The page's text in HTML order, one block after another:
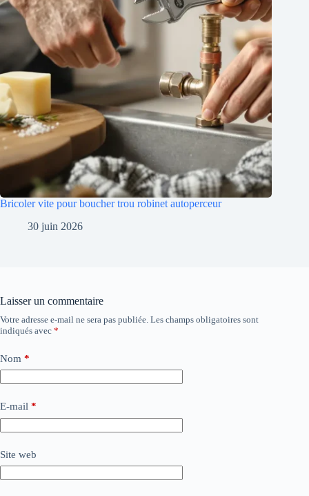
Bricoler vite pour boucher trou robinet autoperceur
30 juin 2026
Laisser un commentaire
Votre adresse e-mail ne sera pas publiée. Les champs obligatoires sont
indiqués avec *
Nom *
E-mail *
Site web